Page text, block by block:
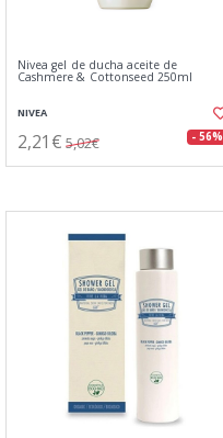
Nivea gel de ducha aceite de
Cashmere & Cottonseed 250ml
NIVEA
2,21€ 5,02€ - 56%